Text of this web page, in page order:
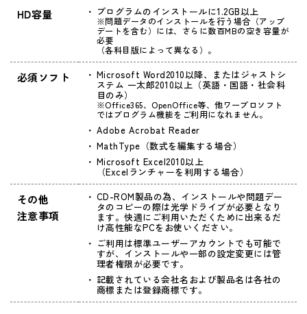
HD容量 プログラムのインストールに1.2GB以上
※問題データのインストールを行う場合（アップ
デートを含む）には、さらに数百MBの空き容量が
必要
（各科目版によって異なる）。
必須ソフト Microsoft Word2010以降、またはジャストシ
ステム 一太郎2010以上（英語・国語・社会科
目のみ）
※Office365、OpenOffice等、他ワープロソフト
ではプログラム機能をご利用になれません。
Adobe Acrobat Reader
MathType（数式を編集する場合）
Microsoft Excel2010以上
（Excelランチャーを利用する場合）
その他
注意事項
CD-ROM製品の為、インストールや問題デー
タのコピーの際は光学ドライブが必要となり
ます。快適にご利用いただくために出来るだ
け高性能なPCをお使いください。
ご利用は標準ユーザーアカウントでも可能で
すが、インストールや一部の設定変更には管
理者権限が必要です。
記載されている会社名および製品名は各社の
商標または登録商標です。